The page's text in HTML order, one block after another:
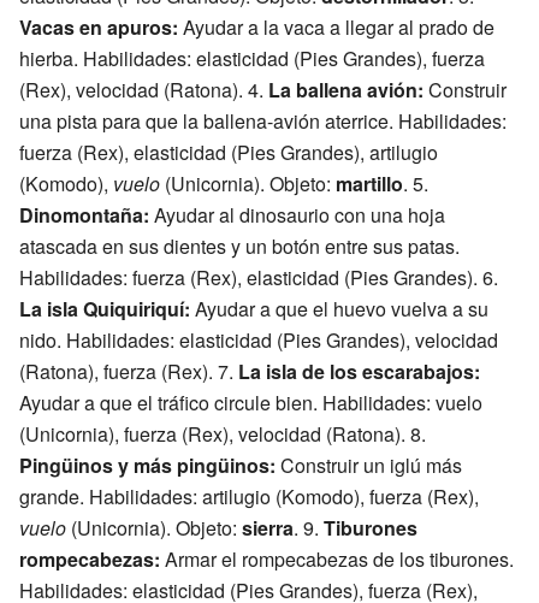
Vacas en apuros: Ayudar a la vaca a llegar al prado de
hierba. Habilidades: elasticidad (Pies Grandes), fuerza
(Rex), velocidad (Ratona). 4. La ballena avión: Construir
una pista para que la ballena-avión aterrice. Habilidades:
fuerza (Rex), elasticidad (Pies Grandes), artilugio
(Komodo), vuelo (Unicornia). Objeto: martillo. 5.
Dinomontaña: Ayudar al dinosaurio con una hoja
atascada en sus dientes y un botón entre sus patas.
Habilidades: fuerza (Rex), elasticidad (Pies Grandes). 6.
La isla Quiquiriquí: Ayudar a que el huevo vuelva a su
nido. Habilidades: elasticidad (Pies Grandes), velocidad
(Ratona), fuerza (Rex). 7. La isla de los escarabajos:
Ayudar a que el tráfico circule bien. Habilidades: vuelo
(Unicornia), fuerza (Rex), velocidad (Ratona). 8.
Pingüinos y más pingüinos: Construir un iglú más
grande. Habilidades: artilugio (Komodo), fuerza (Rex),
vuelo (Unicornia). Objeto: sierra. 9. Tiburones
rompecabezas: Armar el rompecabezas de los tiburones.
Habilidades: elasticidad (Pies Grandes), fuerza (Rex),